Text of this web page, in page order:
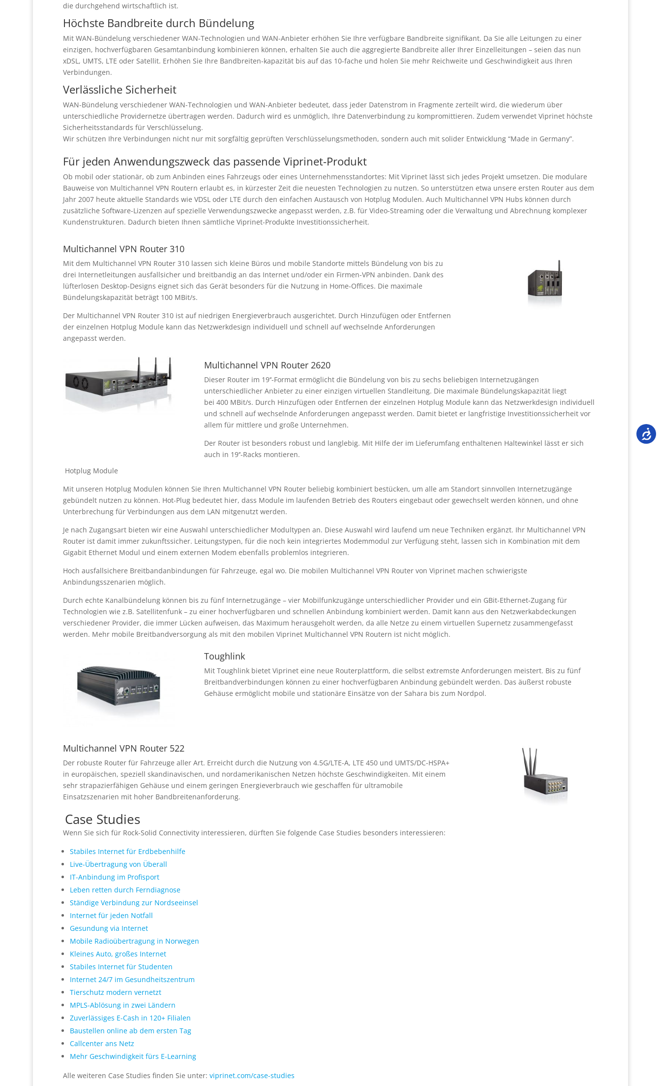
die durchgehend wirtschaftlich ist.
Höchste Bandbreite durch Bündelung
Mit WAN-Bündelung verschiedener WAN-Technologien und WAN-Anbieter erhöhen Sie Ihre verfügbare Bandbreite signifikant. Da Sie alle Leitungen zu einer
einzigen, hochverfügbaren Gesamtanbindung kombinieren können, erhalten Sie auch die aggregierte Bandbreite aller Ihrer Einzelleitungen – seien das nun
xDSL, UMTS, LTE oder Satellit. Erhöhen Sie Ihre Bandbreiten-kapazität bis auf das 10-fache und holen Sie mehr Reichweite und Geschwindigkeit aus Ihren
Verbindungen.
Verlässliche Sicherheit
WAN-Bündelung verschiedener WAN-Technologien und WAN-Anbieter bedeutet, dass jeder Datenstrom in Fragmente zerteilt wird, die wiederum über
unterschiedliche Providernetze übertragen werden. Dadurch wird es unmöglich, Ihre Datenverbindung zu kompromittieren. Zudem verwendet Viprinet höchste
Sicherheitsstandards für Verschlüsselung.
Wir schützen Ihre Verbindungen nicht nur mit sorgfältig geprüften Verschlüsselungsmethoden, sondern auch mit solider Entwicklung “Made in Germany”.
Für jeden Anwendungszweck das passende Viprinet-Produkt
Ob mobil oder stationär, ob zum Anbinden eines Fahrzeugs oder eines Unternehmensstandortes: Mit Viprinet lässt sich jedes Projekt umsetzen. Die modulare
Bauweise von Multichannel VPN Routern erlaubt es, in kürzester Zeit die neuesten Technologien zu nutzen. So unterstützen etwa unsere ersten Router aus dem
Jahr 2007 heute aktuelle Standards wie VDSL oder LTE durch den einfachen Austausch von Hotplug Modulen. Auch Multichannel VPN Hubs können durch
zusätzliche Software-Lizenzen auf spezielle Verwendungszwecke angepasst werden, z.B. für Video-Streaming oder die Verwaltung und Abrechnung komplexer
Kundenstrukturen. Dadurch bieten Ihnen sämtliche Viprinet-Produkte Investitionssicherheit.
Multichannel VPN Router 310
Mit dem Multichannel VPN Router 310 lassen sich kleine Büros und mobile Standorte mittels Bündelung von bis zu
drei Internetleitungen ausfallsicher und breitbandig an das Internet und/oder ein Firmen-VPN anbinden. Dank des
lüfterlosen Desktop-Designs eignet sich das Gerät besonders für die Nutzung in Home-Offices. Die maximale
Bündelungskapazität beträgt 100 MBit/s.
Der Multichannel VPN Router 310 ist auf niedrigen Energieverbrauch ausgerichtet. Durch Hinzufügen oder Entfernen
der einzelnen Hotplug Module kann das Netzwerkdesign individuell und schnell auf wechselnde Anforderungen
angepasst werden.
Multichannel VPN Router 2620
Dieser Router im 19‘‘-Format ermöglicht die Bündelung von bis zu sechs beliebigen Internetzugängen
unterschiedlicher Anbieter zu einer einzigen virtuellen Standleitung. Die maximale Bündelungskapazität liegt
bei 400 MBit/s. Durch Hinzufügen oder Entfernen der einzelnen Hotplug Module kann das Netzwerkdesign individuell
und schnell auf wechselnde Anforderungen angepasst werden. Damit bietet er langfristige Investitionssicherheit vor
allem für mittlere und große Unternehmen.
Der Router ist besonders robust und langlebig. Mit Hilfe der im Lieferumfang enthaltenen Haltewinkel lässt er sich
auch in 19‘‘-Racks montieren.
Hotplug Module
Mit unseren Hotplug Modulen können Sie Ihren Multichannel VPN Router beliebig kombiniert bestücken, um alle am Standort sinnvollen Internetzugänge
gebündelt nutzen zu können. Hot-Plug bedeutet hier, dass Module im laufenden Betrieb des Routers eingebaut oder gewechselt werden können, und ohne
Unterbrechung für Verbindungen aus dem LAN mitgenutzt werden.
Je nach Zugangsart bieten wir eine Auswahl unterschiedlicher Modultypen an. Diese Auswahl wird laufend um neue Techniken ergänzt. Ihr Multichannel VPN
Router ist damit immer zukunftssicher. Leitungstypen, für die noch kein integriertes Modemmodul zur Verfügung steht, lassen sich in Kombination mit dem
Gigabit Ethernet Modul und einem externen Modem ebenfalls problemlos integrieren.
Hoch ausfallsichere Breitbandanbindungen für Fahrzeuge, egal wo. Die mobilen Multichannel VPN Router von Viprinet machen schwierigste
Anbindungsszenarien möglich.
Durch echte Kanalbündelung können bis zu fünf Internetzugänge – vier Mobilfunkzugänge unterschiedlicher Provider und ein GBit-Ethernet-Zugang für
Technologien wie z.B. Satellitenfunk – zu einer hochverfügbaren und schnellen Anbindung kombiniert werden. Damit kann aus den Netzwerkabdeckungen
verschiedener Provider, die immer Lücken aufweisen, das Maximum herausgeholt werden, da alle Netze zu einem virtuellen Supernetz zusammengefasst
werden. Mehr mobile Breitbandversorgung als mit den mobilen Viprinet Multichannel VPN Routern ist nicht möglich.
Toughlink
Mit Toughlink bietet Viprinet eine neue Routerplattform, die selbst extremste Anforderungen meistert. Bis zu fünf
Breitbandverbindungen können zu einer hochverfügbaren Anbindung gebündelt werden. Das äußerst robuste
Gehäuse ermöglicht mobile und stationäre Einsätze von der Sahara bis zum Nordpol.
Multichannel VPN Router 522
Der robuste Router für Fahrzeuge aller Art. Erreicht durch die Nutzung von 4.5G/LTE-A, LTE 450 und UMTS/DC-HSPA+
in europäischen, speziell skandinavischen, und nordamerikanischen Netzen höchste Geschwindigkeiten. Mit einem
sehr strapazierfähigen Gehäuse und einem geringen Energieverbrauch wie geschaffen für ultramobile
Einsatzszenarien mit hoher Bandbreitenanforderung.
Case Studies
Wenn Sie sich für Rock-Solid Connectivity interessieren, dürften Sie folgende Case Studies besonders interessieren:
Stabiles Internet für Erdbebenhilfe
Live-Übertragung von Überall
IT-Anbindung im Profisport
Leben retten durch Ferndiagnose
Ständige Verbindung zur Nordseeinsel
Internet für jeden Notfall
Gesundung via Internet
Mobile Radioübertragung in Norwegen
Kleines Auto, großes Internet
Stabiles Internet für Studenten
Internet 24/7 im Gesundheitszentrum​
Tierschutz modern vernetzt
MPLS-Ablösung in zwei Ländern​
Zuverlässiges E-Cash in 120+ Filialen
Baustellen online ab dem ersten Tag
Callcenter ans Netz
Mehr Geschwindigkeit fürs E-Learning
Alle weiteren Case Studies finden Sie unter: viprinet.com/case-studies